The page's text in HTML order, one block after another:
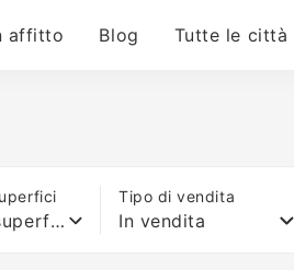
affitto Blog Tutte le città
Qualsiasi superficie
Tipo di vendita
In vendita